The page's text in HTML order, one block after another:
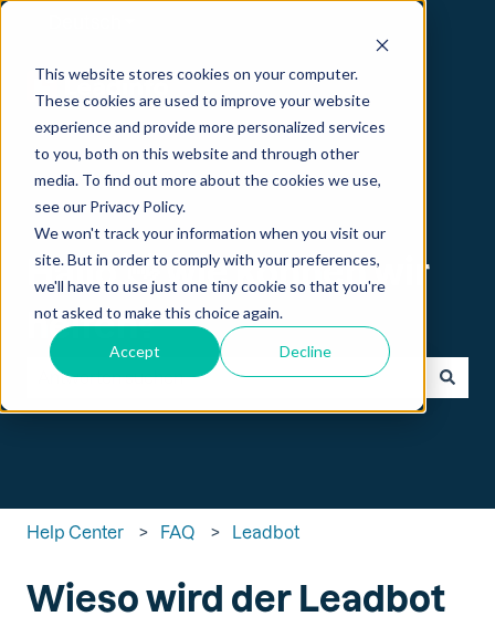
This website stores cookies on your computer.
These cookies are used to improve your website
experience and provide more personalized services
to you, both on this website and through other
media. To find out more about the cookies we use,
see our Privacy Policy.
We won't track your information when you visit our
site. But in order to comply with your preferences,
we'll have to use just one tiny cookie so that you're
not asked to make this choice again.
Accept Decline
Hallo 👋 wie können wir
helfen?
Es gibt keine Vorschläge, da das Suchfeld leer ist.
Help Center FAQ Leadbot
Wieso wird der Leadbot